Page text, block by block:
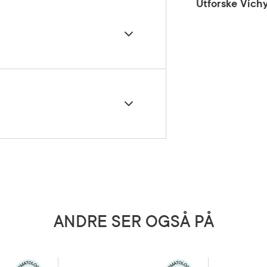
kan forekomme fra tid til annen. Sjekk
Utforske
ANDRE SER OGSÅ PÅ